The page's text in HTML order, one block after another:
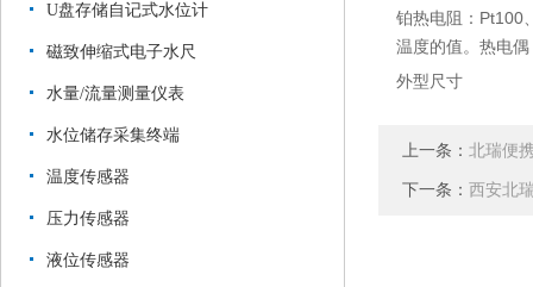
U盘存储自记式水位计
磁致伸缩式电子水尺
水量/流量测量仪表
水位储存采集终端
温度传感器
压力传感器
液位传感器
铂热电阻：Pt100
温度的值。热电
外型尺寸
上一条： 北瑞便
下一条： 西安北